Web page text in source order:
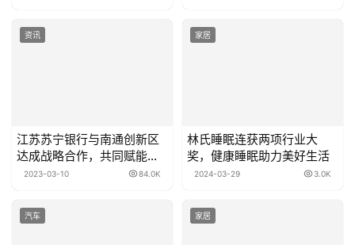
资讯
江苏苏宁银行与南通创新区
达成战略合作，共同赋能高
质量发展
2023-03-10 84.0K
家居
林氏睡眠连获两项行业大
奖，健康睡眠助力美好生活
2024-03-29 3.0K
汽车 家居